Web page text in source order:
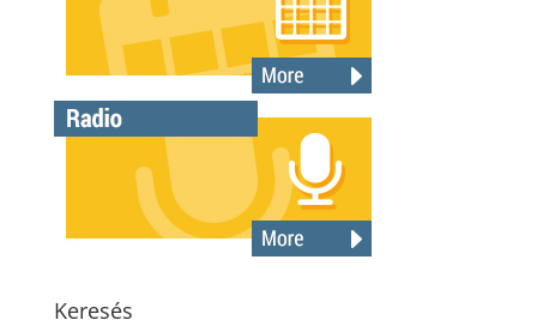
Keresés